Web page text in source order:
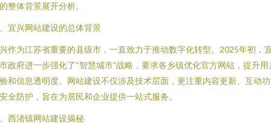
整体背景展开分析。
宜兴网站建设的总体背景
作为江苏省重要的县级市，一直致力于推动数字化转型。2025年初，
政府进一步强化了“智慧城市”战略，要求各乡镇优化官方网站，提升用
和信息透明度。网站建设不仅涉及技术层面，更注重内容更新、互动
全防护，旨在为居民和企业提供一站式服务。
西渚镇网站建设揭秘